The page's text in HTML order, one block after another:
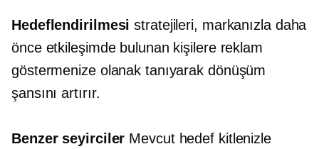
Hedeflendirilmesi stratejileri, markanızla daha
önce etkileşimde bulunan kişilere reklam
göstermenize olanak tanıyarak dönüşüm
şansını artırır.
Benzer seyirciler Mevcut hedef kitlenizle